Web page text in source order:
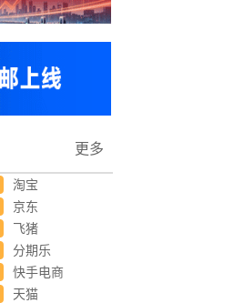
更多
淘宝
京东
飞猪
分期乐
快手电商
天猫